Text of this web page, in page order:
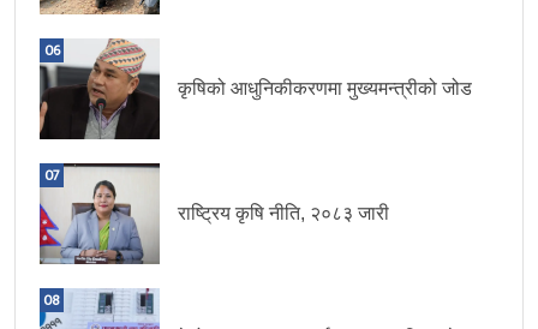
06
कृषिको आधुनिकीकरणमा मुख्यमन्त्रीको जोड
07
राष्ट्रिय कृषि नीति, २०८३ जारी
08